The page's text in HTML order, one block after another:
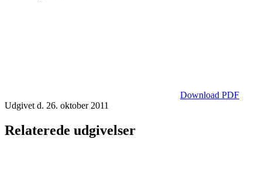
Download PDF
Udgivet d. 26. oktober 2011
Relaterede udgivelser